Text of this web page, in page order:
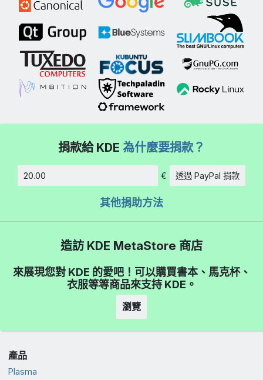
捐款給 KDE 為什麼要捐款？
€ 透過 PayPal 捐款
其他捐助方法
造訪 KDE MetaStore 商店
來展現您對 KDE 的愛吧！可以購買書本、馬克杯、
衣服等等商品來支持 KDE。
瀏覽
產品
Plasma